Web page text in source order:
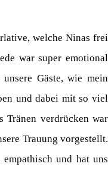
welche Ninas frei
war super emotional
Gäste, wie mein
und dabei mit so viel
Tränen verdrücken war
Trauung vorgestellt.
und hat uns